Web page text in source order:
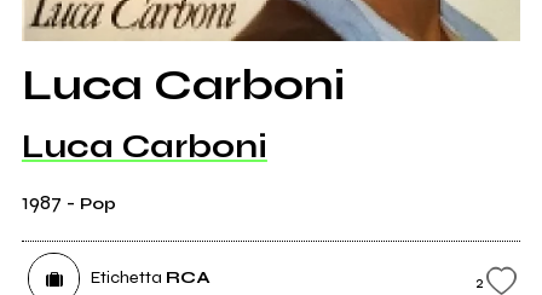
Luca Carboni
Luca Carboni
1987 - Pop
Etichetta RCA 2